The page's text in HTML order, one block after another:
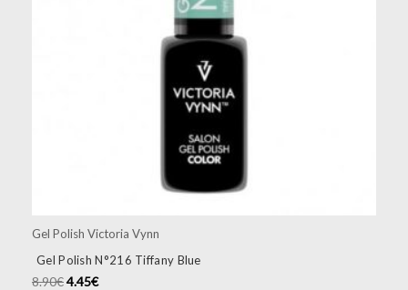
Gel Polish Victoria Vynn
Gel Polish N°216 Tiffany Blue
8.90€4.45€